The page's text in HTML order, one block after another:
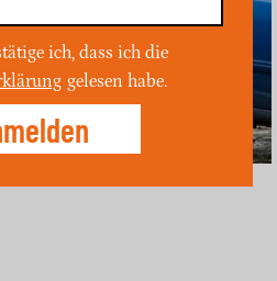
ich, dass ich die
gelesen habe.